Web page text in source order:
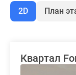
2D План
Квартал